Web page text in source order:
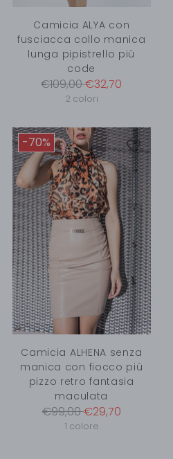
Camicia ALYA con
fusciacca collo manica
lunga pipistrello più
code
Prezzo
€109,00€32,70
2 colori
-70%
Camicia ALHENA senza
manica con fiocco più
pizzo retro fantasia
maculata
Prezzo
€99,00€29,70
1 colore